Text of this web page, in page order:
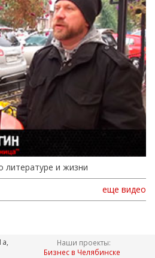
литературе и жизни
еще видео
Наши проекты:
Бизнес в Челябинске